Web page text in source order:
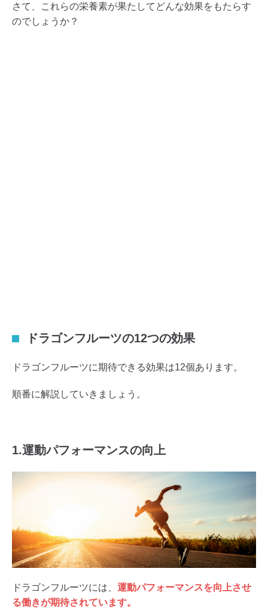
さて、これらの栄養素が果たしてどんな効果をもたらす
のでしょうか？
ドラゴンフルーツの12つの効果
ドラゴンフルーツに期待できる効果は12個あります。
順番に解説していきましょう。
1.運動パフォーマンスの向上
ドラゴンフルーツには、 運動パフォーマンスを向上させ
る働きが期待されています。